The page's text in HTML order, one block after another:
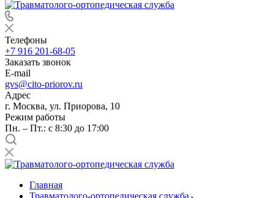
Телефоны
+7 916 201-68-05
Заказать звонок
E-mail
gvs@cito-priorov.ru
Адрес
г. Москва, ул. Приорова, 10
Режим работы
Пн. – Пт.: с 8:30 до 17:00
Главная
Травматолого-ортопедическая служба